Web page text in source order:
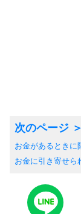
お金があるときに
お金に引き寄せら